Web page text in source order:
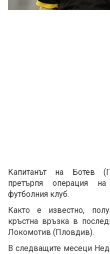
Капитанът на Ботев
претърпя операция
футболния клуб.
Както е известно,
кръстна връзка в
Локомотив (Пловдив).
В следващите месеци